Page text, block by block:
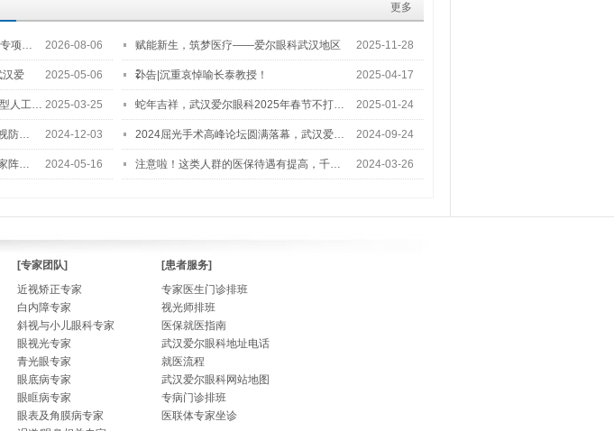
更多
专项… 2026-08-06 赋能新生，筑梦医疗——爱尔眼科武汉地区
2…
2025-11-28
汉爱 2025-05-06 讣告|沉重哀悼喻长泰教授！ 2025-04-17
人工… 2025-03-25 蛇年吉祥，武汉爱尔眼科2025年春节不打… 2025-01-24
防… 2024-12-03 2024屈光手术高峰论坛圆满落幕，武汉爱… 2024-09-24
阵… 2024-05-16 注意啦！这类人群的医保待遇有提高，千… 2024-03-26
[专家团队]
近视矫正专家
白内障专家
斜视与小儿眼科专家
眼视光专家
青光眼专家
眼底病专家
眼眶病专家
眼表及角膜病专家
[患者服务]
专家医生门诊排班
视光师排班
医保就医指南
武汉爱尔眼科地址电话
就医流程
武汉爱尔眼科网站地图
专病门诊排班
医联体专家坐诊